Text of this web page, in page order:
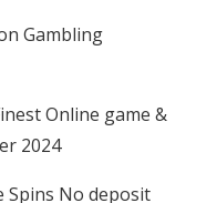
Gambling
Online game &
2024
Spins No deposit